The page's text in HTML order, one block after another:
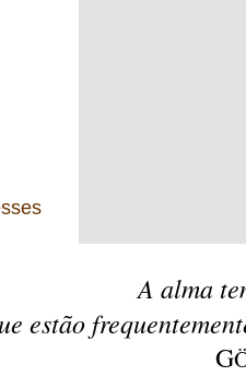
A alma
estão
G